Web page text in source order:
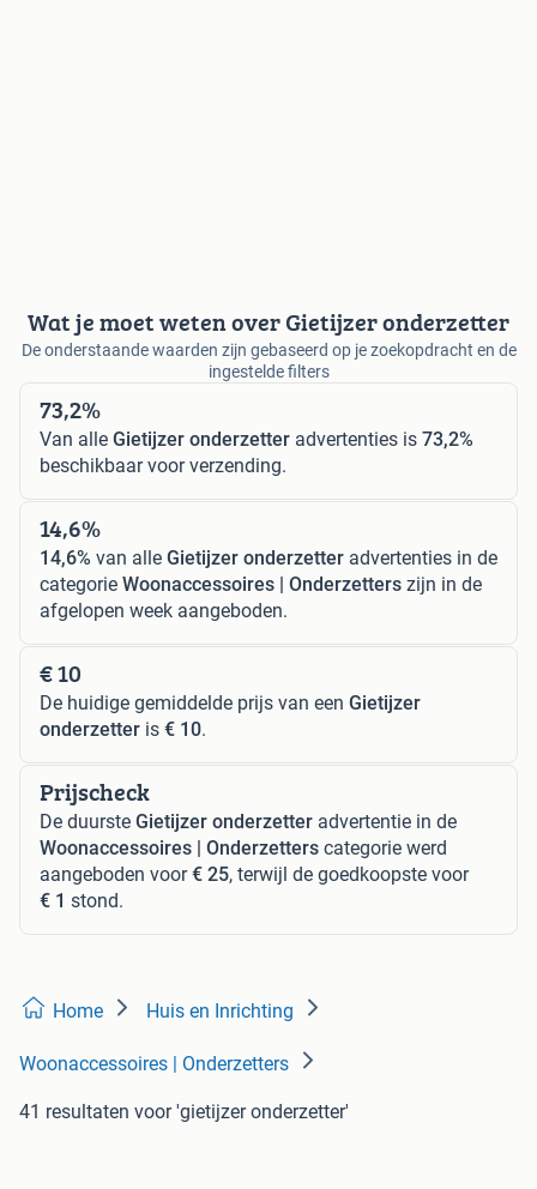
Wat je moet weten over Gietijzer onderzetter
De onderstaande waarden zijn gebaseerd op je zoekopdracht en de
ingestelde filters
73,2%
Van alle Gietijzer onderzetter advertenties is 73,2%
beschikbaar voor verzending.
14,6%
14,6% van alle Gietijzer onderzetter advertenties in de
categorie Woonaccessoires | Onderzetters zijn in de
afgelopen week aangeboden.
€ 10
De huidige gemiddelde prijs van een Gietijzer
onderzetter is € 10.
Prijscheck
De duurste Gietijzer onderzetter advertentie in de
Woonaccessoires | Onderzetters categorie werd
aangeboden voor€ 25, terwijl de goedkoopste voor
€ 1 stond.
Home Huis en Inrichting
Woonaccessoires | Onderzetters
41 resultaten voor 'gietijzer onderzetter'